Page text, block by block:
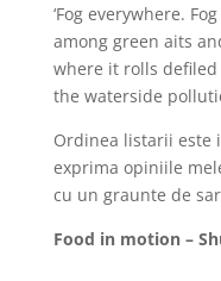
‘Fog everywhere.
among green aits
where it rolls
the waterside
Ordinea listarii este
exprima opiniile
cu un graunte de
Food in motion –